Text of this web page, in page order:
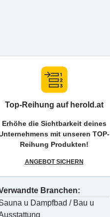
Top-Reihung auf herold.at
Erhöhe die Sichtbarkeit deines
mit unseren TOP-
Reihung Produkten!
ANGEBOT SICHERN
Branchen:
u Dampfbad / Bau u